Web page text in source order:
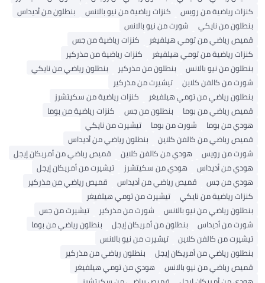
كنزات رياضية من رويس
كنزات رياضية من نيو بالانس
بنطلون من أديداس
بنطلون من نايكي
شورت من نيو بالانس
قميص رياضي من تومي هيلفيغر
كنزات رياضية من جس
كنزات رياضية من تومي هيلفيغر
كنزات رياضية من مذركير
بنطلون من نيو بالانس
بنطلون من مذركير
بنطلون رياضي من نايكي
شورت من كالفن كلاين
تيشيرت من مذركير
بنطلون رياضي من تومي هيلفيغر
كنزات رياضية من سكيتشرز
قميص رياضي من بوما
بنطلون من جس
كنزات رياضية من بوما
هودي من بوما
شورت من بوما
تيشيرت من نايكي
قميص رياضي من كالفن كلاين
بنطلون رياضي من أديداس
شورت من رويس
هودي من كالفن كلاين
قميص رياضي من أمريكان إيجل
هودي من أديداس
هودي من سكيتشرز
تيشيرت من أمريكان إيجل
هودي من جس
قميص رياضي من أديداس
قميص رياضي من مذركير
كنزات رياضية من نايكي
تيشيرت من تومي هيلفيغر
بنطلون رياضي من نيو بالانس
شورت من مذركير
تيشيرت من جس
شورت من أديداس
بنطلون من أمريكان إيجل
بنطلون رياضي من بوما
تيشيرت من كالفن كلاين
تيشيرت من نيو بالانس
بنطلون رياضي من أمريكان إيجل
بنطلون رياضي من مذركير
قميص رياضي من نيو بالانس
هودي من تومي هيلفيغر